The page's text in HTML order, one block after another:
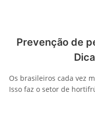
Prevenção de
Os brasileiros cada vez
Isso faz o setor de